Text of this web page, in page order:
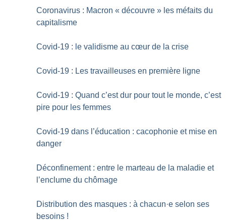
Coronavirus : Macron « découvre » les méfaits du
capitalisme
Covid-19 : le validisme au cœur de la crise
Covid-19 : Les travailleuses en première ligne
Covid-19 : Quand c’est dur pour tout le monde, c’est
pire pour les femmes
Covid-19 dans l’éducation : cacophonie et mise en
danger
Déconfinement : entre le marteau de la maladie et
l’enclume du chômage
Distribution des masques : à chacun·e selon ses
besoins !